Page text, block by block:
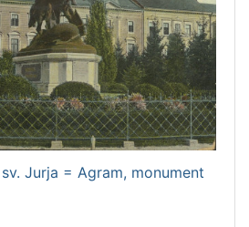
Jurja = Agram, monument